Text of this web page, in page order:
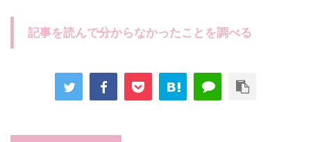
記事を読んで分からなかったことを調べる